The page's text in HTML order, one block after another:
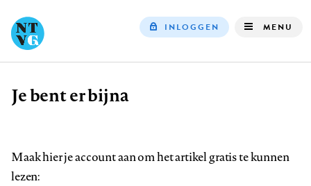
INLOGGEN MENU
Kruimelpad
Je bent er bijna
Maak hier je account aan om het artikel gratis te kunnen
lezen: